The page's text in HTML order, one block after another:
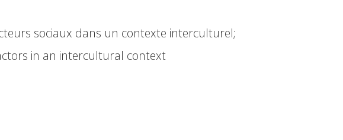
sociaux dans un contexte interculturel;
in an intercultural context